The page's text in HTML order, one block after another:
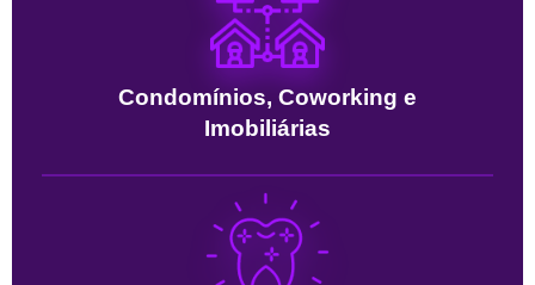
Condomínios, Coworking e
Imobiliárias